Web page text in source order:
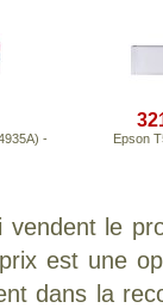
-
Epson
vendent le
est une
dans la